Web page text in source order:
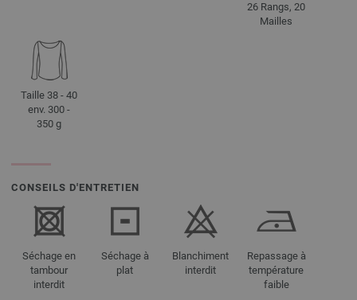
26 Rangs, 20
Mailles
Taille 38 - 40
env. 300 -
350 g
CONSEILS D'ENTRETIEN
Séchage en
tambour
interdit
Séchage à
plat
Blanchiment
interdit
Repassage à
température
faible